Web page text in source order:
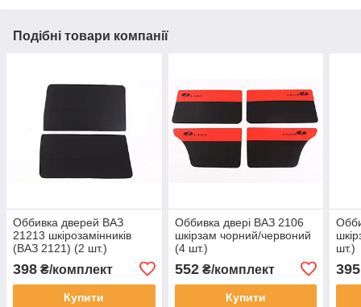
Подібні товари компанії
Оббивка дверей ВАЗ
21213 шкірозамінників
(ВАЗ 2121) (2 шт.)
398 ₴/комплект
Купити
Оббивка двері ВАЗ 2106
шкірзам чорний/червоний
(4 шт.)
552₴/комплект
Купити
шт.)
395